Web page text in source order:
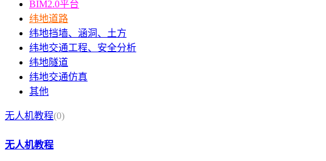
BIM2.0平台
纬地道路
纬地挡墙、涵洞、土方
纬地交通工程、安全分析
纬地隧道
纬地交通仿真
其他
无人机教程(0)
无人机教程